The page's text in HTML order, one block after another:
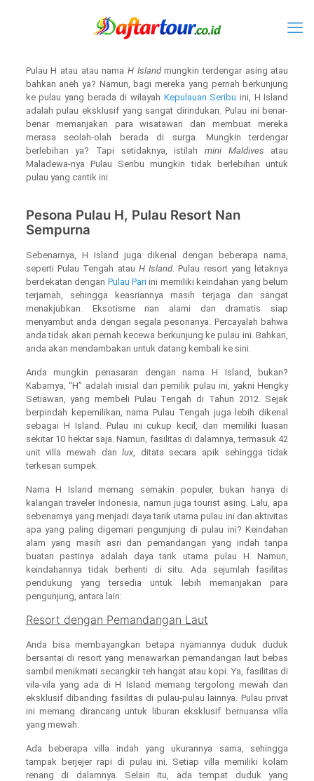
Pulau H atau atau nama H Islandmungkin terdengar asing atau
bahkan aneh ya? Namun, bagi mereka yang pernah berkunjung
ke pulau yang berada di wilayah Kepulauan Seribu ini, H Island
adalah pulau eksklusif yang sangat dirindukan. Pulau ini benar-
benar memanjakan para wisatawan dan membuat mereka
merasa seolah-olah berada di surga. Mungkin terdengar
berlebihan ya? Tapi setidaknya, istilah mini Maldives atau
Maladewa-nya Pulau Seribu mungkin tidak berlebihan untuk
pulau yang cantik ini.
Pesona Pulau H, Pulau Resort Nan
Sempurna
Sebenarnya, H Island juga dikenal dengan beberapa nama,
seperti Pulau Tengah atau H Island. Pulau resort yang letaknya
berdekatan dengan Pulau Pari ini memiliki keindahan yang belum
terjamah, sehingga keasriannya masih terjaga dan sangat
menakjubkan. Eksotisme nan alami dan dramatis siap
menyambut anda dengan segala pesonanya. Percayalah bahwa
anda tidak akan pernah kecewa berkunjung ke pulau ini. Bahkan,
anda akan mendambakan untuk datang kembali ke sini.
Anda mungkin penasaran dengan nama H Island, bukan?
Kabarnya, “H” adalah inisial dari pemilik pulau ini, yakni Hengky
Setiawan, yang membeli Pulau Tengah di Tahun 2012. Sejak
berpindah kepemilikan, nama Pulau Tengah juga lebih dikenal
sebagai H Island. Pulau ini cukup kecil, dan memiliki luasan
sekitar 10 hektar saja. Namun, fasilitas di dalamnya, termasuk 42
unit villa mewah danlux, ditata secara apik sehingga tidak
terkesan sumpek.
Nama H Island memang semakin populer, bukan hanya di
kalangan traveler Indonesia, namun juga tourist asing. Lalu, apa
sebenarnya yang menjadi daya tarik utama pulau ini dan aktivitas
apa yang paling digemari pengunjung di pulau ini? Keindahan
alam yang masih asri dan pemandangan yang indah tanpa
buatan pastinya adalah daya tarik utama pulau H. Namun,
keindahannya tidak berhenti di situ. Ada sejumlah fasilitas
pendukung yang tersedia untuk lebih memanjakan para
pengunjung, antara lain:
Resort dengan Pemandangan Laut
Anda bisa membayangkan betapa nyamannya duduk duduk
bersantai di resort yang menawarkan pemandangan laut bebas
sambil menikmati secangkir teh hangat atau kopi. Ya, fasilitas di
vila-vila yang ada di H Island memang tergolong mewah dan
eksklusif dibanding fasilitas di pulau-pulau lainnya. Pulau privat
ini memang dirancang untuk liburan eksklusif bernuansa villa
yang mewah.
Ada beberapa villa indah yang ukurannya sama, sehingga
tampak berjejer rapi di pulau ini. Setiap villa memiliki kolam
renang di dalamnya. Selain itu, ada tempat duduk yang